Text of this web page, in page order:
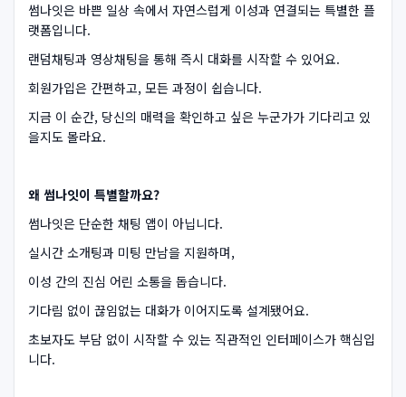
썸나잇은 바쁜 일상 속에서 자연스럽게 이성과 연결되는 특별한 플
랫폼입니다.
랜덤채팅과 영상채팅을 통해 즉시 대화를 시작할 수 있어요.
회원가입은 간편하고, 모든 과정이 쉽습니다.
지금 이 순간, 당신의 매력을 확인하고 싶은 누군가가 기다리고 있
을지도 몰라요.
왜 썸나잇이 특별할까요?
썸나잇은 단순한 채팅 앱이 아닙니다.
실시간 소개팅과 미팅 만남을 지원하며,
이성 간의 진심 어린 소통을 돕습니다.
기다림 없이 끊임없는 대화가 이어지도록 설계됐어요.
초보자도 부담 없이 시작할 수 있는 직관적인 인터페이스가 핵심입
니다.